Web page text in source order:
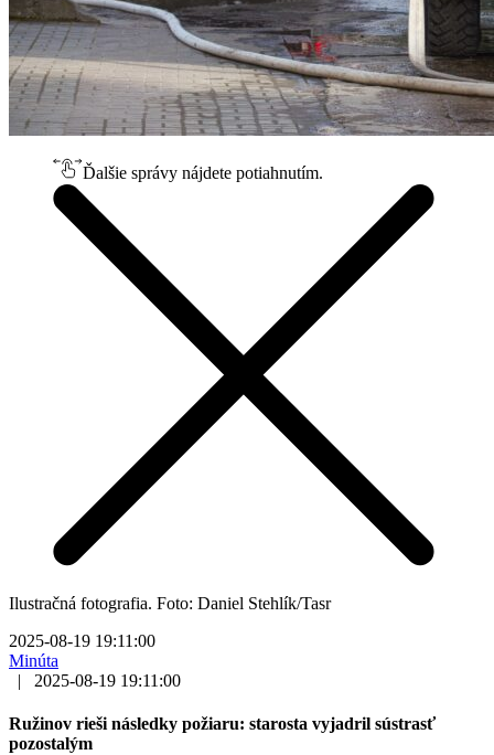
Ďalšie správy nájdete potiahnutím.
Ilustračná fotografia. Foto: Daniel Stehlík/Tasr
2025-08-19 19:11:00
Minúta
|
2025-08-19 19:11:00
Ružinov rieši následky požiaru: starosta vyjadril sústrasť
pozostalým